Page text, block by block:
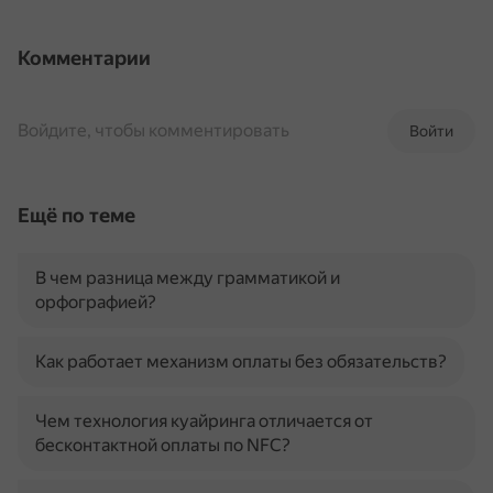
Комментарии
Войти
Войдите, чтобы комментировать
Ещё по теме
В чем разница между грамматикой и
орфографией?
Как работает механизм оплаты без обязательств?
Чем технология куайринга отличается от
бесконтактной оплаты по NFC?